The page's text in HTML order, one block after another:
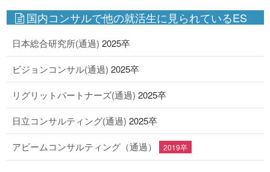
国内コンサルで他の就活生に見られているES
日本総合研究所(通過) 2025卒
ビジョンコンサル(通過) 2025卒
リグリットパートナーズ(通過) 2025卒
日立コンサルティング(通過) 2025卒
アビームコンサルティング（通過） 2019卒